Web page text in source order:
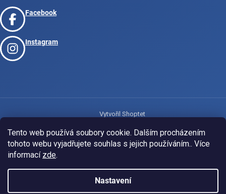
Tento web používá soubory cookie. Dalším procházením
tohoto webu vyjadřujete souhlas s jejich používáním.. Více
informací zde.
Nastavení
Facebook
Instagram
Vytvořil Shoptet
Copyright 2026www.josport.cz. Všechna práva vyhrazena.